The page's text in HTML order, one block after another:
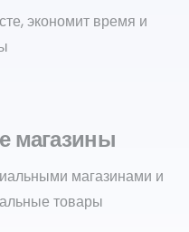
экономит время и
магазины
магазинами и
товары